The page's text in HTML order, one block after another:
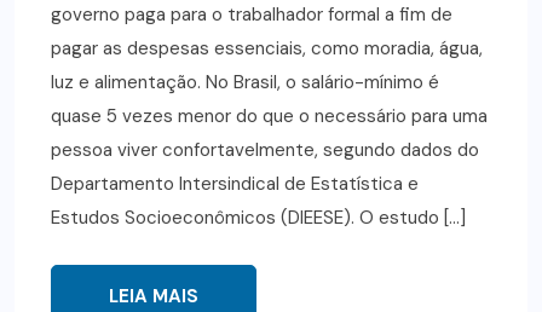
governo paga para o trabalhador formal a fim de
pagar as despesas essenciais, como moradia, água,
luz e alimentação. No Brasil, o salário-mínimo é
quase 5 vezes menor do que o necessário para uma
pessoa viver confortavelmente, segundo dados do
Departamento Intersindical de Estatística e
Estudos Socioeconômicos (DIEESE). O estudo […]
LEIA MAIS